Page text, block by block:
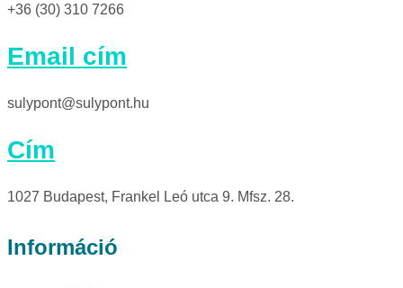
+36 (30) 310 7266
Email cím
sulypont@sulypont.hu
Cím
1027 Budapest, Frankel Leó utca 9. Mfsz. 28.
Információ